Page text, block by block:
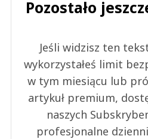
Pozostało
Jeśli widzisz ten
wykorzystałeś limit
w tym miesiącu lub
artykuł premium,
naszych
profesjonalne